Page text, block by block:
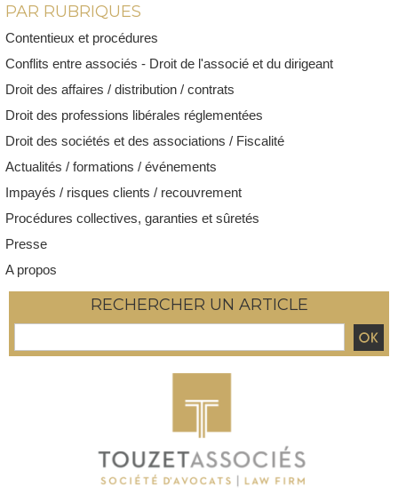
PAR RUBRIQUES
Contentieux et procédures
Conflits entre associés - Droit de l'associé et du dirigeant
Droit des affaires / distribution / contrats
Droit des professions libérales réglementées
Droit des sociétés et des associations / Fiscalité
Actualités / formations / événements
Impayés / risques clients / recouvrement
Procédures collectives, garanties et sûretés
Presse
A propos
RECHERCHER UN ARTICLE